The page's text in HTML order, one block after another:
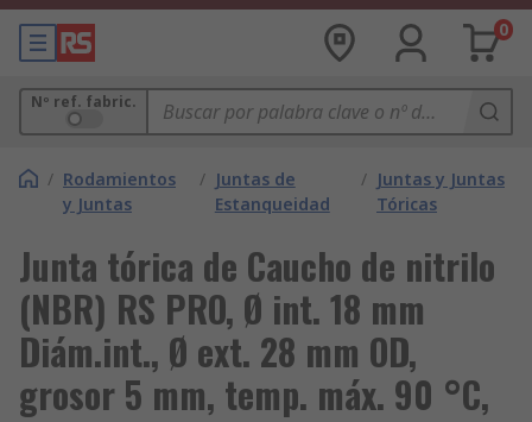
0
Nº ref. fabric.
/ Rodamientos
y Juntas
/ Juntas de
Estanqueidad
/ Juntas y Juntas
Tóricas
Junta tórica de Caucho de nitrilo
(NBR) RS PRO, Ø int. 18 mm
Diám.int., Ø ext. 28 mm OD,
grosor 5 mm, temp. máx. 90 °C,